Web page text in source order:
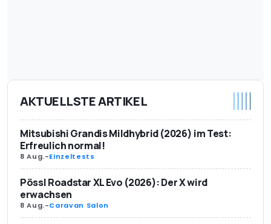
AKTUELLSTE ARTIKEL
Mitsubishi Grandis Mildhybrid (2026) im Test:
Erfreulich normal!
8 Aug.-Einzeltests
Pössl Roadstar XL Evo (2026): Der X wird
erwachsen
8 Aug.-Caravan Salon